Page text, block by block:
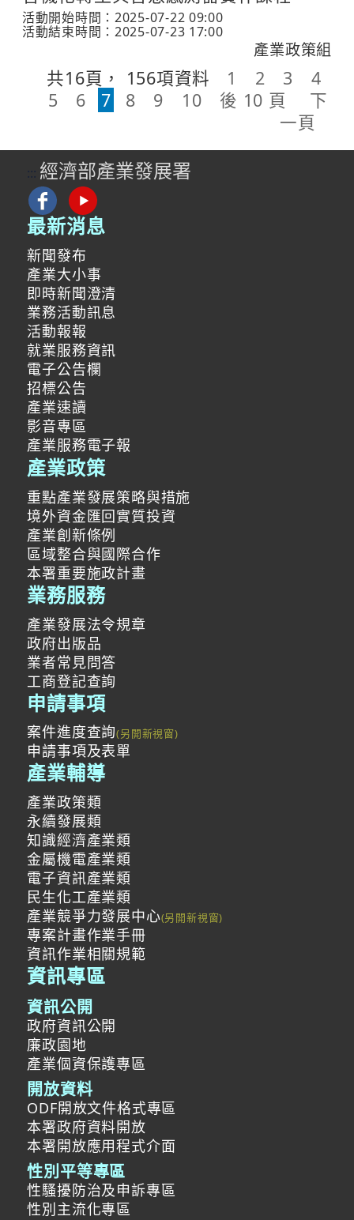
活動開始時間：2025-07-22 09:00
活動結束時間：2025-07-23 17:00
產業政策組
共16頁， 156項資料 1 2 3
4
5
6 7 8 9 10 後 10 頁
下
一頁
::: 經濟部產業發展署
最新消息
新聞發布
產業大小事
即時新聞澄清
業務活動訊息
活動報報
就業服務資訊
電子公告欄
招標公告
產業速讀
影音專區
產業服務電子報
產業政策
重點產業發展策略與措施
境外資金匯回實質投資
產業創新條例
區域整合與國際合作
本署重要施政計畫
業務服務
產業發展法令規章
政府出版品
業者常見問答
工商登記查詢
申請事項
案件進度查詢
申請事項及表單
產業輔導
產業政策類
永續發展類
知識經濟產業類
金屬機電產業類
電子資訊產業類
民生化工產業類
產業競爭力發展中心
專案計畫作業手冊
資訊作業相關規範
資訊專區
資訊公開
政府資訊公開
廉政園地
產業個資保護專區
開放資料
ODF開放文件格式專區
本署政府資料開放
本署開放應用程式介面
性別平等專區
性騷擾防治及申訴專區
性別主流化專區